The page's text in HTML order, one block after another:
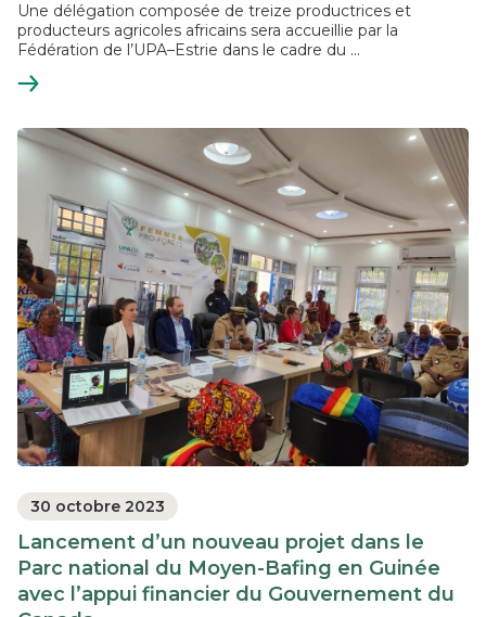
Une délégation composée de treize productrices et
producteurs agricoles africains sera accueillie par la
Fédération de l’UPA–Estrie dans le cadre du ...
En
plus
30 octobre 2023
Lancement d’un nouveau projet dans le
Parc national du Moyen-Bafing en Guinée
avec l’appui financier du Gouvernement du